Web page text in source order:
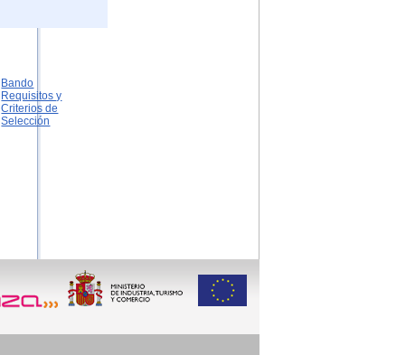
Bando
Requisitos y
Criterios de
Selección